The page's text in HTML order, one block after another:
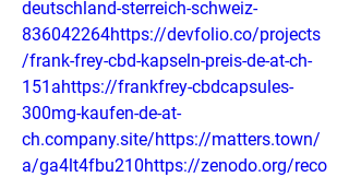
deutschland-sterreich-schweiz-
836042264https://devfolio.co/projects
/frank-frey-cbd-kapseln-preis-de-at-ch-
151ahttps://frankfrey-cbdcapsules-
300mg-kaufen-de-at-
ch.company.site/https://matters.town/
a/ga4lt4fbu210https://zenodo.org/reco